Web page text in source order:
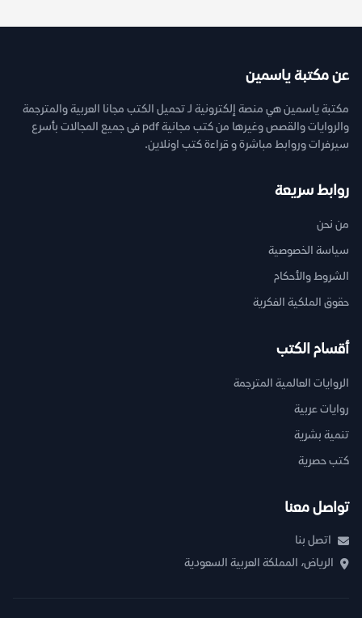
عن مكتبة ياسمين
مكتبة ياسمين هي منصة إلكترونية لـ تحميل الكتب مجانا العربية والمترجمة
والروايات والقصص وغيرها من كتب مجانية pdf فى جميع المجالات بأسرع
سيرفرات وروابط مباشرة و قراءة كتب اونلاين.
روابط سريعة
من نحن
سياسة الخصوصية
الشروط والأحكام
حقوق الملكية الفكرية
أقسام الكتب
الروايات العالمية المترجمة
روايات عربية
تنمية بشرية
كتب حصرية
تواصل معنا
اتصل بنا
الرياض، المملكة العربية السعودية